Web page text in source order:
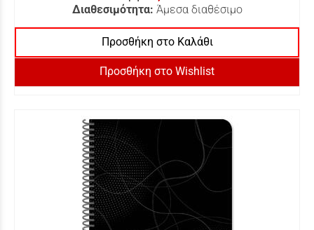
Διαθεσιμότητα: Άμεσα διαθέσιμο
Προσθήκη στο Καλάθι
Προσθήκη στο Wishlist